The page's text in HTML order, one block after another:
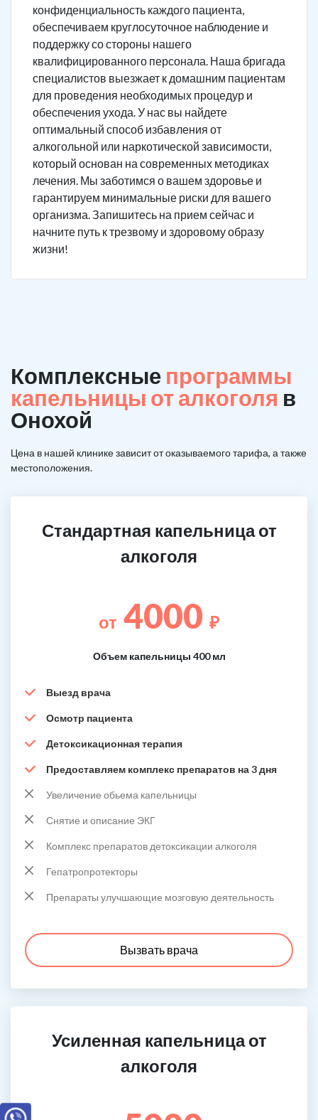
конфиденциальность каждого пациента,
обеспечиваем круглосуточное наблюдение и
поддержку со стороны нашего
квалифицированного персонала. Наша бригада
специалистов выезжает к домашним пациентам
для проведения необходимых процедур и
обеспечения ухода. У нас вы найдете
оптимальный способ избавления от
алкогольной или наркотической зависимости,
который основан на современных методиках
лечения. Мы заботимся о вашем здоровье и
гарантируем минимальные риски для вашего
организма. Запишитесь на прием сейчас и
начните путь к трезвому и здоровому образу
жизни!
Комплексные программы
капельницы от алкоголя в
Онохой
Цена в нашей клинике зависит от оказываемого тарифа, а также
местоположения.
Стандартная капельница от
алкоголя
от 4000 ₽
Объем капельницы 400 мл
Выезд врача
Осмотр пациента
Детоксикационная терапия
Предоставляем комплекс препаратов на 3 дня
Увеличение обьема капельницы
Снятие и описание ЭКГ
Комплекс препаратов детоксикации алкоголя
Гепатропротекторы
Препараты улучшающие мозговую деятельность
Вызвать врача
Усиленная капельница от
алкоголя